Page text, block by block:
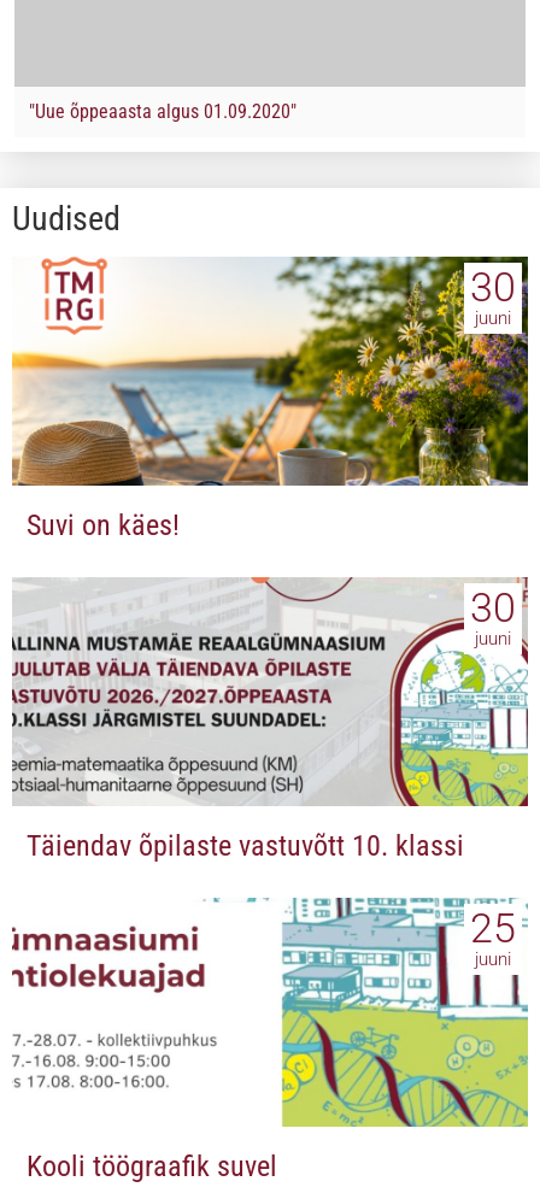
"Uue õppeaasta algus 01.09.2020"
Uudised
30
juuni
Suvi on käes!
30
juuni
Täiendav õpilaste vastuvõtt 10. klassi
25
juuni
Kooli töögraafik suvel